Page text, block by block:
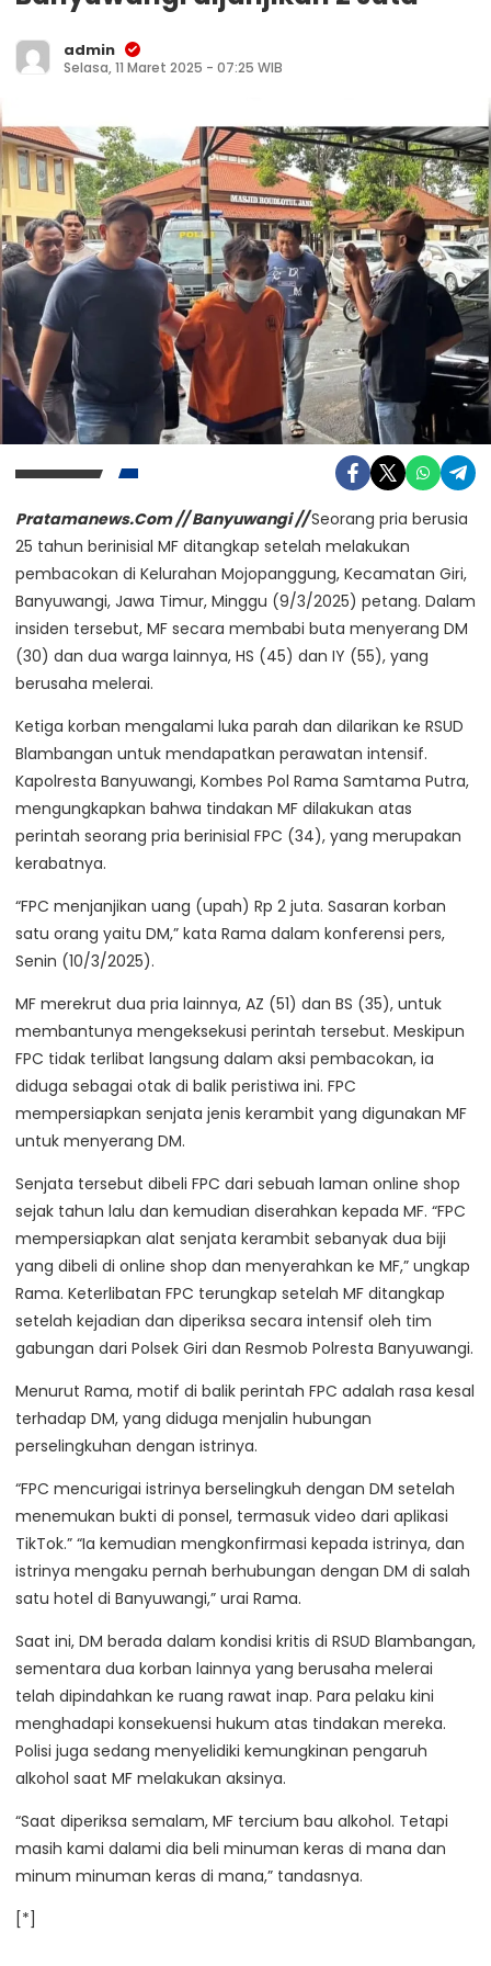
admin
Selasa, 11 Maret 2025 - 07:25 WIB
Pratamanews.Com // Banyuwangi //Seorang pria berusia
25 tahun berinisial MF ditangkap setelah melakukan
pembacokan di Kelurahan Mojopanggung, Kecamatan Giri,
Banyuwangi, Jawa Timur, Minggu (9/3/2025) petang. Dalam
insiden tersebut, MF secara membabi buta menyerang DM
(30) dan dua warga lainnya, HS (45) dan IY (55), yang
berusaha melerai.
Ketiga korban mengalami luka parah dan dilarikan ke RSUD
Blambangan untuk mendapatkan perawatan intensif.
Kapolresta Banyuwangi, Kombes Pol Rama Samtama Putra,
mengungkapkan bahwa tindakan MF dilakukan atas
perintah seorang pria berinisial FPC (34), yang merupakan
kerabatnya.
“FPC menjanjikan uang (upah) Rp 2 juta. Sasaran korban
satu orang yaitu DM,” kata Rama dalam konferensi pers,
Senin (10/3/2025).
MF merekrut dua pria lainnya, AZ (51) dan BS (35), untuk
membantunya mengeksekusi perintah tersebut. Meskipun
FPC tidak terlibat langsung dalam aksi pembacokan, ia
diduga sebagai otak di balik peristiwa ini. FPC
mempersiapkan senjata jenis kerambit yang digunakan MF
untuk menyerang DM.
Senjata tersebut dibeli FPC dari sebuah laman online shop
sejak tahun lalu dan kemudian diserahkan kepada MF. “FPC
mempersiapkan alat senjata kerambit sebanyak dua biji
yang dibeli di online shop dan menyerahkan ke MF,” ungkap
Rama. Keterlibatan FPC terungkap setelah MF ditangkap
setelah kejadian dan diperiksa secara intensif oleh tim
gabungan dari Polsek Giri dan Resmob Polresta Banyuwangi.
Menurut Rama, motif di balik perintah FPC adalah rasa kesal
terhadap DM, yang diduga menjalin hubungan
perselingkuhan dengan istrinya.
“FPC mencurigai istrinya berselingkuh dengan DM setelah
menemukan bukti di ponsel, termasuk video dari aplikasi
TikTok.” “Ia kemudian mengkonfirmasi kepada istrinya, dan
istrinya mengaku pernah berhubungan dengan DM di salah
satu hotel di Banyuwangi,” urai Rama.
Saat ini, DM berada dalam kondisi kritis di RSUD Blambangan,
sementara dua korban lainnya yang berusaha melerai
telah dipindahkan ke ruang rawat inap. Para pelaku kini
menghadapi konsekuensi hukum atas tindakan mereka.
Polisi juga sedang menyelidiki kemungkinan pengaruh
alkohol saat MF melakukan aksinya.
“Saat diperiksa semalam, MF tercium bau alkohol. Tetapi
masih kami dalami dia beli minuman keras di mana dan
minum minuman keras di mana,” tandasnya.
[*]